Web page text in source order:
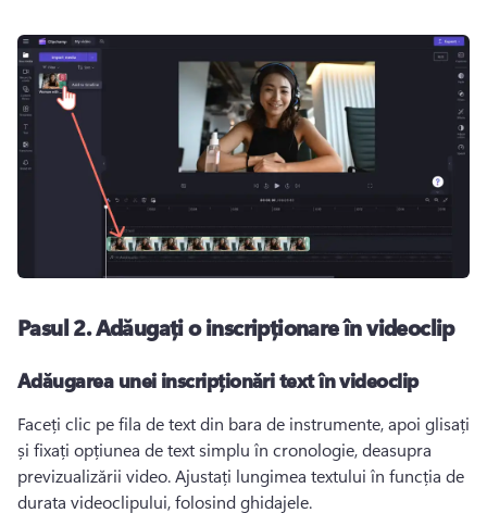
Pasul 2.Adăugați o inscripționare în videoclip
Adăugarea unei inscripționări text în videoclip
Faceți clic pe fila de text din bara de instrumente, apoi glisați
și fixați opțiunea de text simplu în cronologie, deasupra
previzualizării video. Ajustați lungimea textului în funcția de
durata videoclipului, folosind ghidajele.